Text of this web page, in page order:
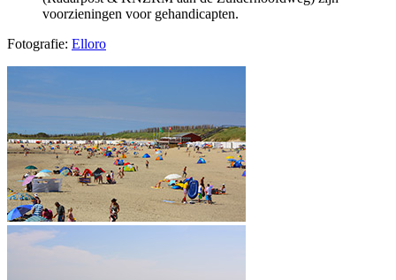
voorzieningen voor gehandicapten.
Fotografie: Elloro